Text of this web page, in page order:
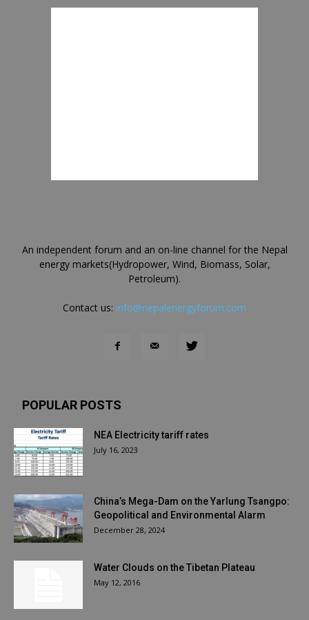
An independent forum and an on-line channel for the Nepal
energy markets(Hydropower, Wind, Biomass, Solar,
Petroleum).
Contact us: info@nepalenergyforum.com
POPULAR POSTS
NEA Electricity tariff rates
July 16, 2023
China’s Mega-Dam on the Yarlung Tsangpo:
Geopolitical and Environmental Alarm
December 28, 2024
Water Clouds on the Tibetan Plateau
May 12, 2016